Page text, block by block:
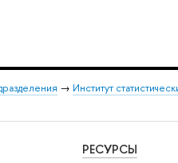
→ Институт
РЕСУРСЫ